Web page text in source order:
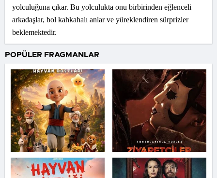
yolculuğuna çıkar. Bu yolculukta onu birbirinden eğlenceli
arkadaşlar, bol kahkahalı anlar ve yüreklendiren sürprizler
beklemektedir.
POPÜLER FRAGMANLAR